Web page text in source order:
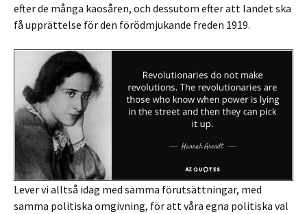
efter de många kaosåren, och dessutom efter att landet ska
få upprättelse för den förödmjukande freden 1919.
Lever vi alltså idag med samma förutsättningar, med
samma politiska omgivning, för att våra egna politiska val